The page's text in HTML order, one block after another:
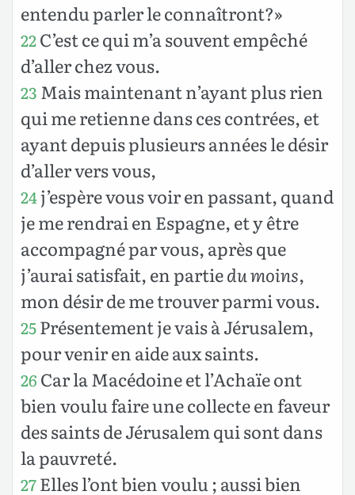
entendu parler le connaîtront?»
22C’est ce qui m’a souvent empêché
d’aller chez vous.
23 Mais maintenant n’ayant plus rien
qui me retienne dans ces contrées, et
ayant depuis plusieurs années le désir
d’aller vers vous,
24j’espère vous voir en passant, quand
je me rendrai en Espagne, et y être
accompagné par vous, après que
j’aurai satisfait, en partiedu moins,
mon désir de me trouver parmi vous.
25Présentement je vais à Jérusalem,
pour venir en aide aux saints.
26 Car la Macédoine et l’Achaïe ont
bien voulu faire une collecte en faveur
des saints de Jérusalem qui sont dans
la pauvreté.
27Elles l’ont bien voulu ; aussi bien